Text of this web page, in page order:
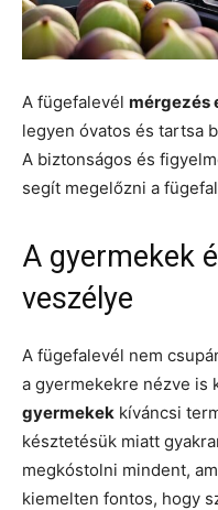
A fügefalevél mérgezés
legyen óvatos és tartsa
A biztonságos és
segít megelőzni a
A gyermekek
veszélye
A fügefalevél nem
a gyermekekre nézve is
gyermekek kíváncsi
késztetésük miatt
megkóstolni mindent,
kiemelten fontos, hogy